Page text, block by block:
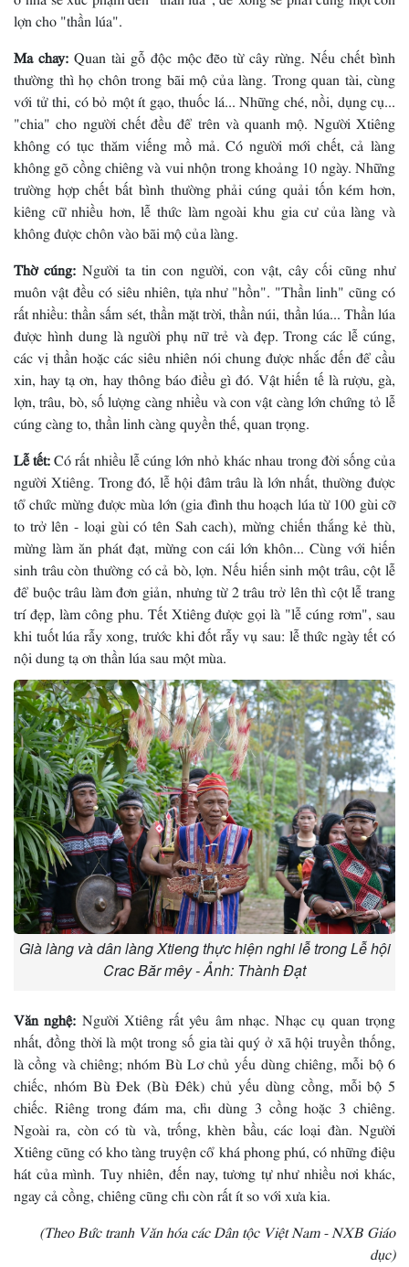
lợn cho "thần lúa".
Ma chay:Quan tài gỗ độc mộc đẽo từ cây rừng. Nếu chết bình
thường thì họ chôn trong bãi mộ của làng. Trong quan tài, cùng
với tử thi, có bỏ một ít gạo, thuốc lá... Những ché, nồi, dụng cụ...
"chia" cho người chết đều để trên và quanh mộ. Người Xtiêng
không có tục thăm viếng mồ mả. Có người mới chết, cả làng
không gõ cồng chiêng và vui nhộn trong khoảng 10 ngày. Những
trường hợp chết bất bình thường phải cúng quải tốn kém hơn,
kiêng cữ nhiều hơn, lễ thức làm ngoài khu gia cư của làng và
không được chôn vào bãi mộ của làng.
Thờ cúng: Người ta tin con người, con vật, cây cối cũng như
muôn vật đều có siêu nhiên, tựa như "hồn". "Thần linh" cũng có
rất nhiều: thần sấm sét, thần mặt trời, thần núi, thần lúa... Thần lúa
được hình dung là người phụ nữ trẻ và đẹp. Trong các lễ cúng,
các vị thần hoặc các siêu nhiên nói chung được nhắc đến để cầu
xin, hay tạ ơn, hay thông báo điều gì đó. Vật hiến tế là rượu, gà,
lợn, trâu, bò, số lượng càng nhiều và con vật càng lớn chứng tỏ lễ
cúng càng to, thần linh càng quyền thế, quan trọng.
Lễ tết:Có rất nhiều lễ cúng lớn nhỏ khác nhau trong đời sống của
người Xtiêng. Trong đó, lễ hội đâm trâu là lớn nhất, thường được
tổ chức mừng được mùa lớn (gia đình thu hoạch lúa từ 100 gùi cỡ
to trở lên - loại gùi có tên Sah cach), mừng chiến thắng kẻ thù,
mừng làm ăn phát đạt, mừng con cái lớn khôn... Cùng với hiến
sinh trâu còn thường có cả bò, lợn. Nếu hiến sinh một trâu, cột lễ
để buộc trâu làm đơn giản, nhưng từ 2 trâu trở lên thì cột lễ trang
trí đẹp, làm công phu. Tết Xtiêng được gọi là "lễ cúng rơm", sau
khi tuốt lúa rẫy xong, trước khi đốt rẫy vụ sau: lễ thức ngày tết có
nội dung tạ ơn thần lúa sau một mùa.
Già làng và dân làng Xtieng thực hiện nghi lễ trong Lễ hội
Crac Băr mêy - Ảnh: Thành Đạt
Văn nghệ: Người Xtiêng rất yêu âm nhạc. Nhạc cụ quan trọng
nhất, đồng thời là một trong số gia tài quý ở xã hội truyền thống,
là cồng và chiêng; nhóm Bù Lơ chủ yếu dùng chiêng, mỗi bộ 6
chiếc, nhóm Bù Ðek (Bù Ðêk) chủ yếu dùng cồng, mỗi bộ 5
chiếc. Riêng trong đám ma, chỉ dùng 3 cồng hoặc 3 chiêng.
Ngoài ra, còn có tù và, trống, khèn bầu, các loại đàn. Người
Xtiêng cũng có kho tàng truyện cổ khá phong phú, có những điệu
hát của mình. Tuy nhiên, đến nay, tương tự như nhiều nơi khác,
ngay cả cồng, chiêng cũng chỉ còn rất ít so với xưa kia.
(Theo Bức tranh Văn hóa các Dân tộc Việt Nam - NXB Giáo
dục)